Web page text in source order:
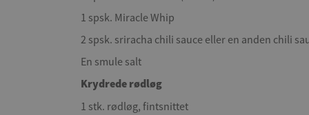
1 spsk. Miracle Whip
2 spsk. sriracha chili sauce eller en anden chili
En smule salt
Krydrede rødløg
1 stk. rødløg, fintsnittet